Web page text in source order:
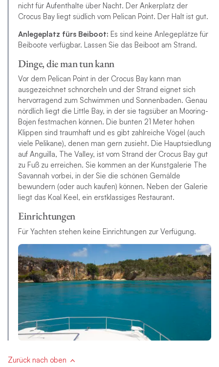
nicht für Aufenthalte über Nacht. Der Ankerplatz der
Crocus Bay liegt südlich vom Pelican Point. Der Halt ist gut.
Anlegeplatz fürs Beiboot: Es sind keine Anlegeplätze für
Beiboote verfügbar. Lassen Sie das Beiboot am Strand.
Dinge, die man tun kann
Vor dem Pelican Point in der Crocus Bay kann man
ausgezeichnet schnorcheln und der Strand eignet sich
hervorragend zum Schwimmen und Sonnenbaden. Genau
nördlich liegt die Little Bay, in der sie tagsüber an Mooring-
Bojen festmachen können. Die bunten 21 Meter hohen
Klippen sind traumhaft und es gibt zahlreiche Vögel (auch
viele Pelikane), denen man gern zusieht. Die Hauptsiedlung
auf Anguilla, The Valley, ist vom Strand der Crocus Bay gut
zu Fuß zu erreichen. Sie kommen an der Kunstgalerie The
Savannah vorbei, in der Sie die schönen Gemälde
bewundern (oder auch kaufen) können. Neben der Galerie
liegt das Koal Keel, ein erstklassiges Restaurant.
Einrichtungen
Für Yachten stehen keine Einrichtungen zur Verfügung.
Zurück nach oben